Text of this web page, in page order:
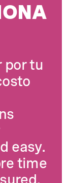
por tu
easy.
time